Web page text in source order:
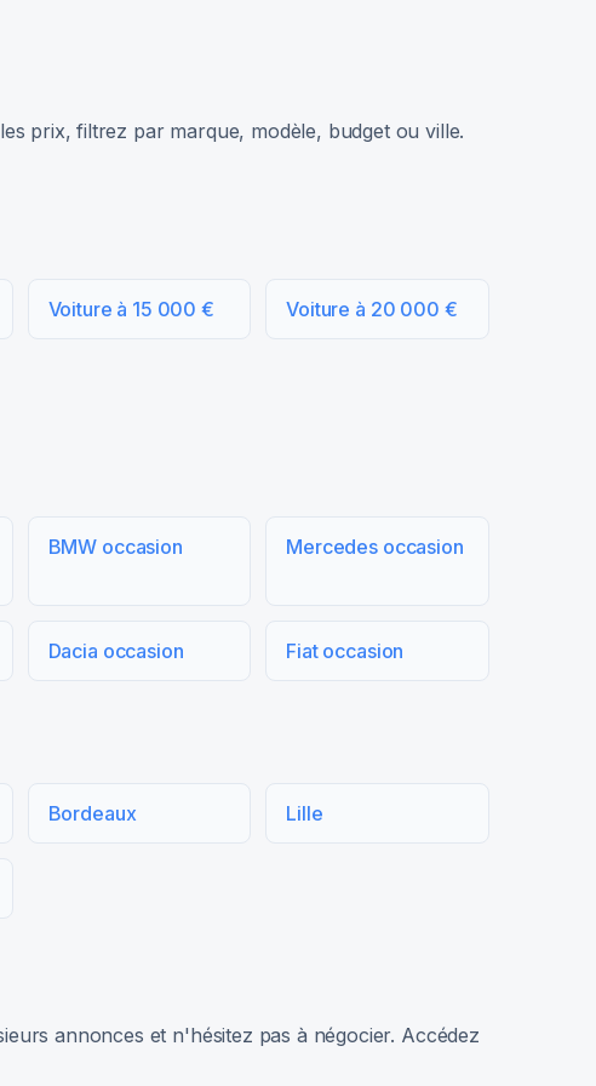
prix, filtrez par marque, modèle, budget ou ville.
Voiture à 15 000 € Voiture à 20 000 €
BMW occasion Mercedes occasion
Dacia occasion Fiat occasion
Bordeaux Lille
annonces et n'hésitez pas à négocier. Accédez